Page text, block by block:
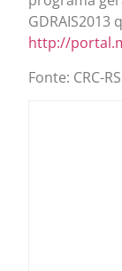
http://
Fonte: CRC-